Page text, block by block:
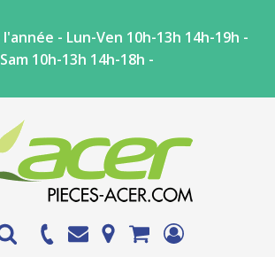
- Lun-Ven 10h-13h 14h-19h -
Sam 10h-13h 14h-18h -